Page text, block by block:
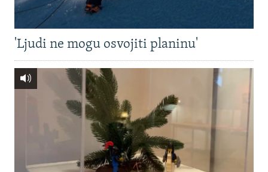
'Ljudi ne mogu osvojiti planinu'